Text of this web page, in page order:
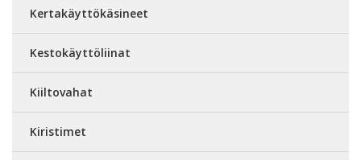
Kertakäyttökäsineet
Kestokäyttöliinat
Kiiltovahat
Kiristimet